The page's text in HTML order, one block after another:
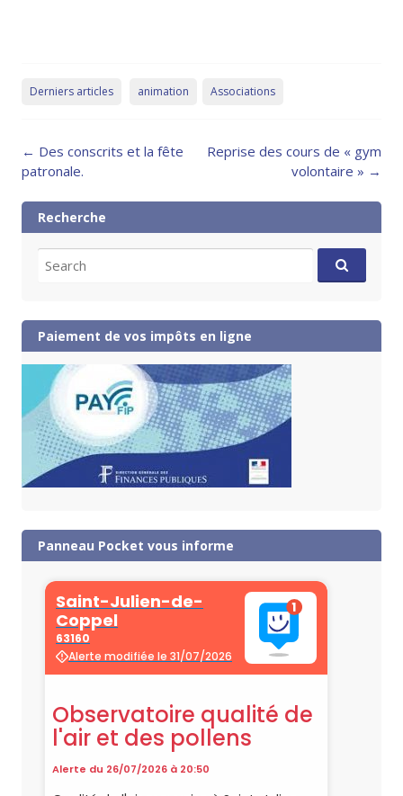
Derniers articles animation Associations
Post
navigation
← Des conscrits et la fête
patronale.
Reprise des cours de « gym
volontaire » →
Recherche
for:
Paiement de vos impôts en ligne
Panneau Pocket vous informe